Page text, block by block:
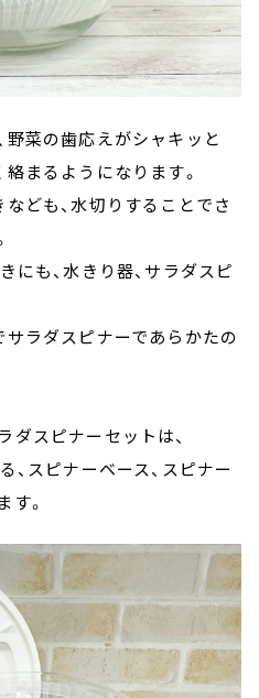
菜の歯応えがシャキッと
まるようになります。
ども、水切りすることでさ
にも、水きり器、サラダスピ
サラダスピナーであらかたの
スピナーセットは、
、スピナーベース、スピナー
す。